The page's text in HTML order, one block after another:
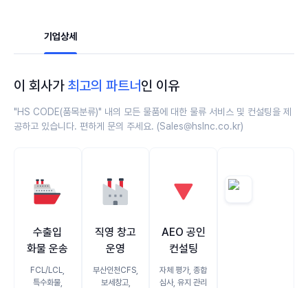
기업상세
이 회사가 최고의 파트너인 이유
"HS CODE(품목분류)" 내의 모든 물품에 대한 물류 서비스 및 컨설팅을 제
공하고 있습니다. 편하게 문의 주세요. (Sales@hslnc.co.kr)
🚢
수출입
화물 운송
FCL/LCL,
특수화물,
🏭
직영 창고
운영
부산인천CFS,
보세창고,
🔻
AEO 공인
컨설팅
자체 평가, 종합
심사, 유지 관리